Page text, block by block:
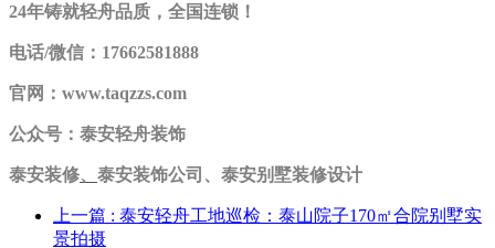
24年铸就轻舟品质，全国连锁！
电话/微信：17662581888
官网：www.taqzzs.com
公众号：泰安轻舟装饰
泰安装修、 泰安装饰公司、泰安别墅装修设计
上一篇 : 泰安轻舟工地巡检：泰山院子170㎡合院别墅实
景拍摄